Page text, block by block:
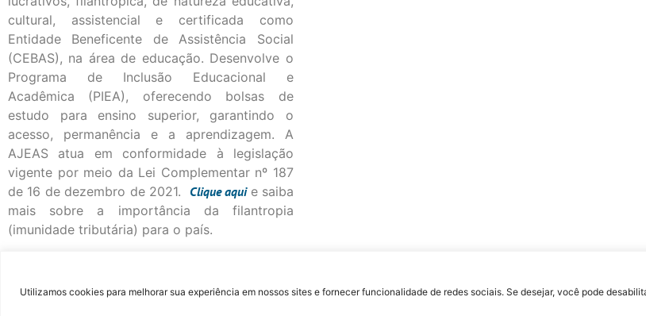
Utilizamos cookies para melhorar sua experiência em nossos sites e fornecer funcionalidade de redes sociais. Se desejar, você pode
cultural, assistencial e certificada como
Entidade Beneficente de Assistência Social
(CEBAS), na área de educação. Desenvolve o
Programa de Inclusão Educacional e
Acadêmica (PIEA), oferecendo bolsas de
estudo para ensino superior, garantindo o
acesso, permanência e a aprendizagem. A
AJEAS atua em conformidade à legislação
vigente por meio da Lei Complementar nº 187
de 16 de dezembro de 2021. Cliqueaqui e saiba
mais sobre a importância da filantropia
(imunidade tributária) para o país.